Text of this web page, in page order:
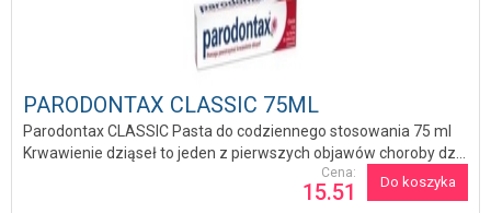
PARODONTAX CLASSIC 75ML
Parodontax CLASSIC Pasta do codziennego stosowania 75 ml
Krwawienie dziąseł to jeden z pierwszych objawów choroby dz...
Do koszyka
Cena:
15.51